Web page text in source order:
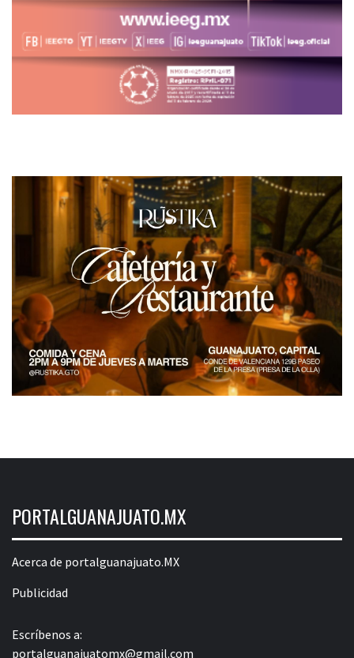
PORTALGUANAJUATO.MX
Acerca de portalguanajuato.MX
Publicidad
Escríbenos a:
portalguanajuatomx@gmail.com